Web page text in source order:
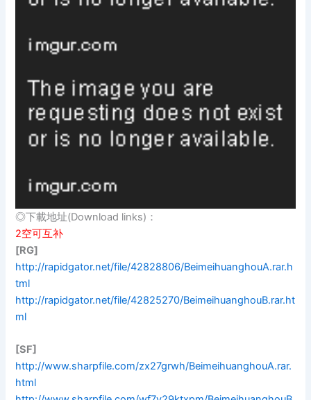
◎下載地址(Download links)：
2空可互补
[RG]
http://rapidgator.net/file/42828806/BeimeihuanghouA.rar.h
tml
http://rapidgator.net/file/42825270/BeimeihuanghouB.rar.ht
ml
[SF]
http://www.sharpfile.com/zx27grwh/BeimeihuanghouA.rar.
html